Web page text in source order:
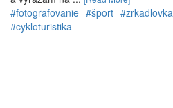
#fotografovanie #šport #zrkadlovka
#cykloturistika